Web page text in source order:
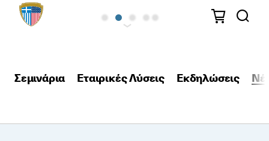
Σεμινάρια Εταιρικές Λύσεις Εκδηλώσεις